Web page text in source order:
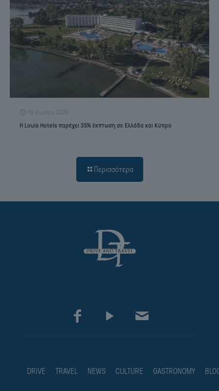
19 Ιουνίου 2026
Η Louis Hotels παρέχει 35% έκπτωση σε Ελλάδα και Κύπρο
Περισσότερα
DRIVE TRAVEL NEWS CULTURE GASTRONOMY